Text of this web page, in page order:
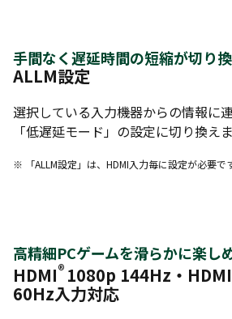
手間なく遅延時間の短縮が切り
ALLM設定
選択している入力機器からの情報に
「低遅延モード」の設定に切り換えま
※ 「ALLM設定」は、HDMI入力毎に設定が必要です
高精細PCゲームを滑らかに楽し
HDMI® 1080p 144Hz・HDMI
60Hz入力対応